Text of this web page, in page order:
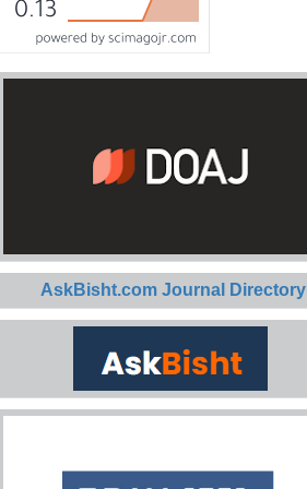
AskBisht.com Journal Directory